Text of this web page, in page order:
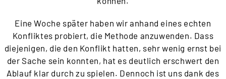
Eine Woche später haben wir anhand eines echten
Konfliktes probiert, die Methode anzuwenden. Dass
diejenigen, die den Konflikt hatten, sehr wenig ernst bei
der Sache sein konnten, hat es deutlich erschwert den
Ablauf klar durch zu spielen. Dennoch ist uns dank des